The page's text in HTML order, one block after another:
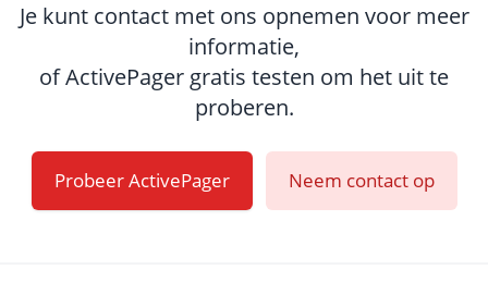
Je kunt contact met ons opnemen voor meer
informatie,
of ActivePager gratis testen om het uit te
proberen.
Probeer ActivePager Neem contact op